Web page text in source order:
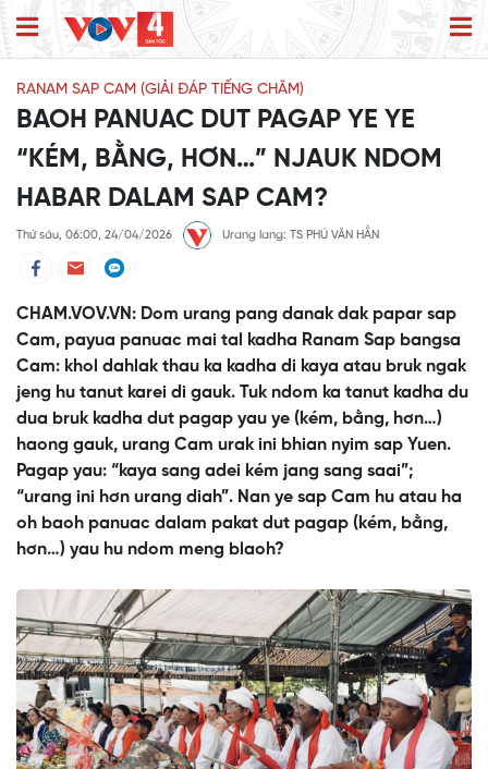
RANAM SAP CAM (GIẢI ĐÁP TIẾNG CHĂM)
BAOH PANUAC DUT PAGAP YE YE
“KÉM, BẰNG, HƠN…” NJAUK NDOM
HABAR DALAM SAP CAM?
Thứ sáu, 06:00, 24/04/2026 Urang lang: TS PHÚ VĂN HẲN
CHAM.VOV.VN: Dom urang pang danak dak papar sap
Cam, payua panuac mai tal kadha Ranam Sap bangsa
Cam: khol dahlak thau ka kadha di kaya atau bruk ngak
jeng hu tanut karei di gauk. Tuk ndom ka tanut kadha du
dua bruk kadha dut pagap yau ye (kém, bằng, hơn…)
haong gauk, urang Cam urak ini bhian nyim sap Yuen.
Pagap yau: “kaya sang adei kém jang sang saai”;
“urang ini hơn urang diah”. Nan ye sap Cam hu atau ha
oh baoh panuac dalam pakat dut pagap (kém, bằng,
hơn…) yau hu ndom meng blaoh?
is
modal
window.
No compatible source was found for this media.